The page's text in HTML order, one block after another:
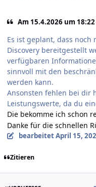
Am 15.4.2026 um
Es ist geplant, dass
Discovery bereitgestellt
verfügbaren
sinnvoll mit den
werden kann.
Ansonsten fehlen bei dir
Leistungswerte, da du
Die bekomme ich schon
Danke für die schnellen
bearbeitetApril 15,
Zitieren